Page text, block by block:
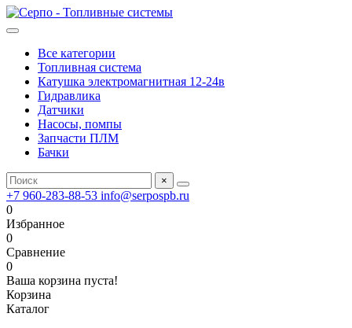
Все категории
Топливная система
Катушка электромагнитная 12-24в
Гидравлика
Датчики
Насосы, помпы
Запчасти ПЛМ
Бачки
×
+7 960-283-88-53 info@serpospb.ru
0
Избранное
0
Сравнение
0
Ваша корзина пуста!
Корзина
Каталог